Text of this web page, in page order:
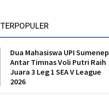
TERPOPULER
Dua Mahasiswa UPI Sumenep
Antar Timnas Voli Putri Raih
Juara 3 Leg 1 SEA V League
2026